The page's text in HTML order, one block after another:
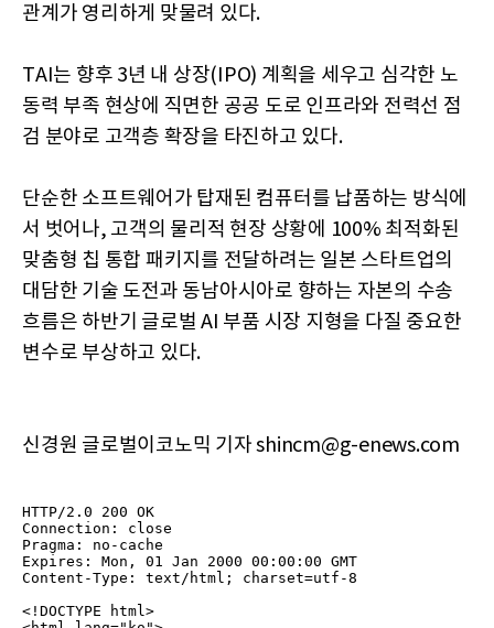
관계가 영리하게 맞물려 있다.
TAI는 향후 3년 내 상장(IPO) 계획을 세우고 심각한 노
동력 부족 현상에 직면한 공공 도로 인프라와 전력선 점
검 분야로 고객층 확장을 타진하고 있다.
단순한 소프트웨어가 탑재된 컴퓨터를 납품하는 방식에
서 벗어나, 고객의 물리적 현장 상황에 100% 최적화된
맞춤형 칩 통합 패키지를 전달하려는 일본 스타트업의
대담한 기술 도전과 동남아시아로 향하는 자본의 수송
흐름은 하반기 글로벌 AI 부품 시장 지형을 다질 중요한
변수로 부상하고 있다.
신경원 글로벌이코노믹 기자 shincm@g-enews.com